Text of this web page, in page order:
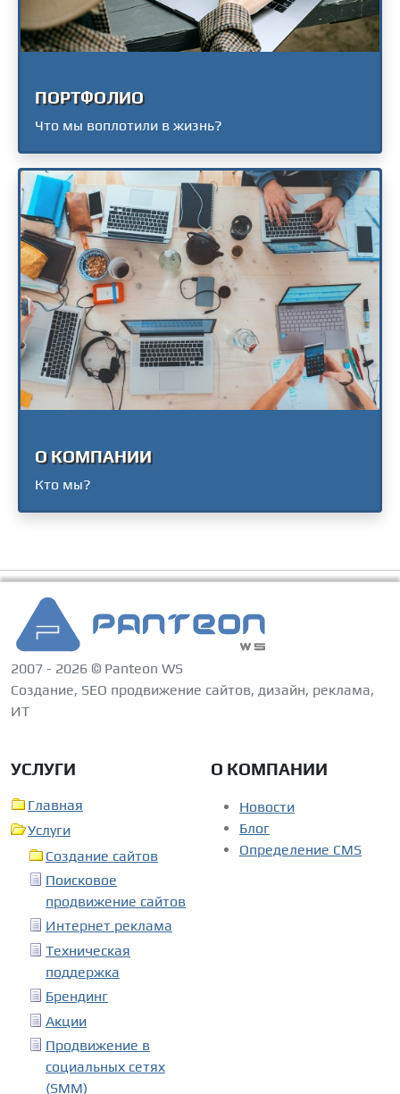
ПОРТФОЛИО
Что мы воплотили в жизнь?
О КОМПАНИИ
Кто мы?
2007 - 2026 © Panteon WS
Создание, SEO продвижение сайтов, дизайн, реклама,
ИТ
УСЛУГИ
Главная
Услуги
Создание сайтов
Поисковое
продвижение сайтов
Интернет реклама
Техническая
поддержка
Брендинг
Акции
Продвижение в
социальных сетях
(SMM)
О КОМПАНИИ
Новости
Блог
Определение CMS